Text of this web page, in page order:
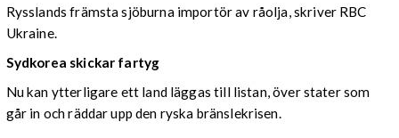
Rysslands främsta sjöburna importör av råolja, skriver RBC
Ukraine.
Sydkorea skickar fartyg
Nu kan ytterligare ett land läggas till listan, över stater som
går in och räddar upp den ryska bränslekrisen.